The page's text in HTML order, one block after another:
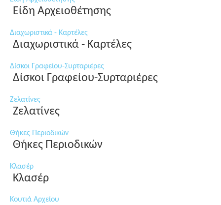
Είδη Αρχειοθέτησης
Διαχωριστικά - Καρτέλες
Διαχωριστικά - Καρτέλες
Δίσκοι Γραφείου-Συρταριέρες
Δίσκοι Γραφείου-Συρταριέρες
Ζελατίνες
Ζελατίνες
Θήκες Περιοδικών
Θήκες Περιοδικών
Κλασέρ
Κλασέρ
Κουτιά Αρχείου